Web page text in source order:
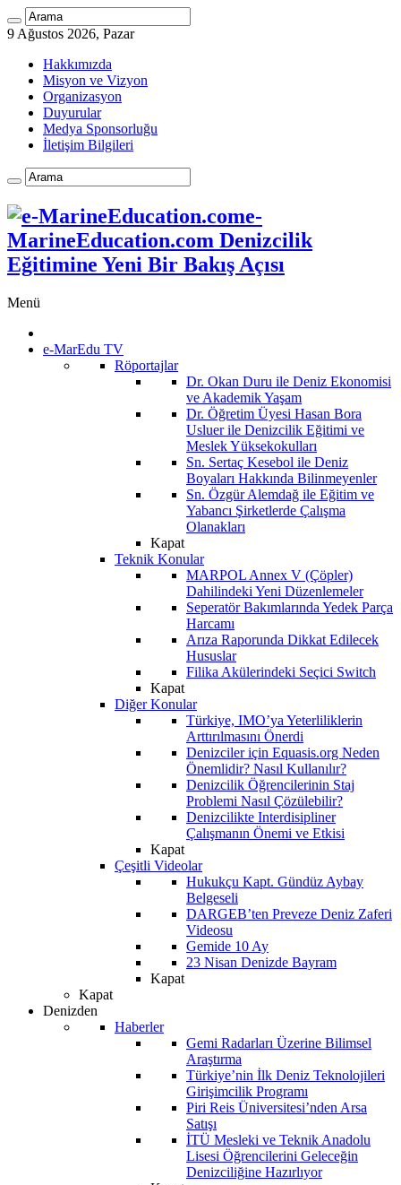
9 Ağustos 2026, Pazar
Hakkımızda
Misyon ve Vizyon
Organizasyon
Duyurular
Medya Sponsorluğu
İletişim Bilgileri
e-
MarineEducation.com Denizcilik
Eğitimine Yeni Bir Bakış Açısı
Menü
e-MarEdu TV
Röportajlar
Dr. Okan Duru ile Deniz Ekonomisi
ve Akademik Yaşam
Dr. Öğretim Üyesi Hasan Bora
Usluer ile Denizcilik Eğitimi ve
Meslek Yüksekokulları
Sn. Sertaç Kesebol ile Deniz
Boyaları Hakkında Bilinmeyenler
Sn. Özgür Alemdağ ile Eğitim ve
Yabancı Şirketlerde Çalışma
Olanakları
Kapat
Teknik Konular
MARPOL Annex V (Çöpler)
Dahilindeki Yeni Düzenlemeler
Seperatör Bakımlarında Yedek Parça
Harcamı
Arıza Raporunda Dikkat Edilecek
Hususlar
Filika Akülerindeki Seçici Switch
Kapat
Diğer Konular
Türkiye, IMO’ya Yeterliliklerin
Arttırılmasını Önerdi
Denizciler için Equasis.org Neden
Önemlidir? Nasıl Kullanılır?
Denizcilik Öğrencilerinin Staj
Problemi Nasıl Çözülebilir?
Denizcilikte Interdisipliner
Çalışmanın Önemi ve Etkisi
Kapat
Çeşitli Videolar
Hukukçu Kapt. Gündüz Aybay
Belgeseli
DARGEB’ten Preveze Deniz Zaferi
Videosu
Gemide 10 Ay
23 Nisan Denizde Bayram
Kapat
Kapat
Denizden
Haberler
Gemi Radarları Üzerine Bilimsel
Araştırma
Türkiye’nin İlk Deniz Teknolojileri
Girişimcilik Programı
Piri Reis Üniversitesi’nden Arsa
Satışı
İTÜ Mesleki ve Teknik Anadolu
Lisesi Öğrencilerini Geleceğin
Denizciliğine Hazırlıyor